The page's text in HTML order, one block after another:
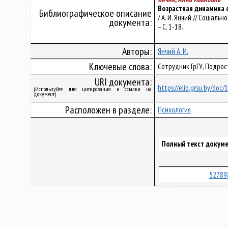
Библиографическое описание
документа:
Возрастная
/ А. И. Янчий //
– С. 1-18.
Авторы: Янчий А. И.
Ключевые слова: Сотрудник ГрГУ,
URI документа:
(Используйте для цитирования и ссылки на
документ)
https://elib.grsu.by/doc/
Расположен в разделе: Психология
Полный текст